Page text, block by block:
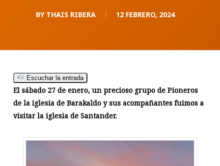
BY THAIS RIBERA 12 FEBRERO, 2024
Escuchar la entrada
El sábado 27 de enero, un precioso grupo de Pioneros
de la iglesia de Barakaldo y sus acompañantes fuimos a
visitar la iglesia de Santander.